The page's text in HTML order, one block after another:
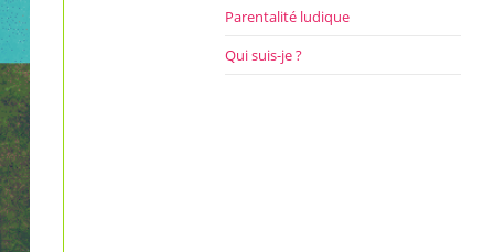
Parentalité ludique
Qui suis-je ?